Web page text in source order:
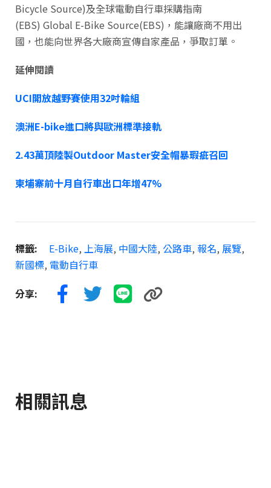
Bicycle Source)及全球電動自行車採購指南
(EBS) Global E-Bike Source(EBS)，能讓廠商不用出
國，也能向世界各大廠商宣傳自家產品，爭取訂單。
延伸閱讀
UCI開放越野賽使用32吋輪組
澳洲E-bike進口將與歐洲標準接軌
2.43萬頂陸製Outdoor Master安全帽暴瑕疵召回
柬埔寨前十月自行車出口年增47%
標籤: E-Bike, 上海展, 中國大陸, 公路車, 報名, 展覽,
新國標, 電動自行車
分享:
相關訊息